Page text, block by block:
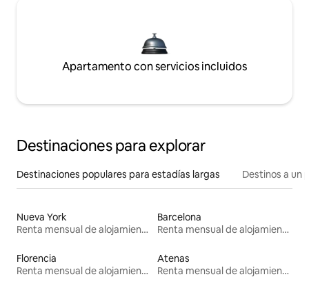
Apartamento con servicios incluidos
Destinaciones para explorar
Destinaciones populares para estadías largas Destinos a un
Nueva York
Renta mensual de alojamientos
Barcelona
Renta mensual de alojamientos
Florencia
Renta mensual de alojamientos
Atenas
Renta mensual de alojamientos